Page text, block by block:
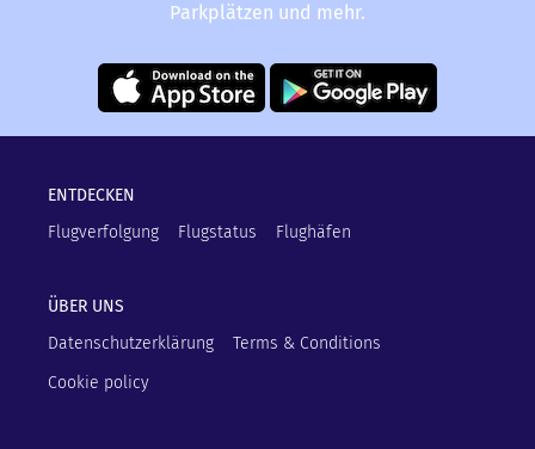
Parkplätzen und mehr.
ENTDECKEN
Flugverfolgung
Flugstatus Flughäfen
ÜBER UNS
Datenschutzerklärung
Terms & Conditions
Cookie policy